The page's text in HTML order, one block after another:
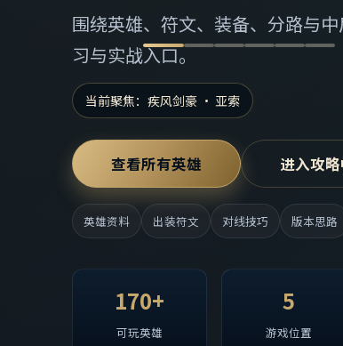
围绕英雄、符文、装备、分路与
习与实战入口。
当前聚焦： 疾风剑豪· 亚索
查看所有英雄 进入攻
英雄资料 出装符文 对线技巧 版本思路
170+
可玩英雄
5
游戏位置